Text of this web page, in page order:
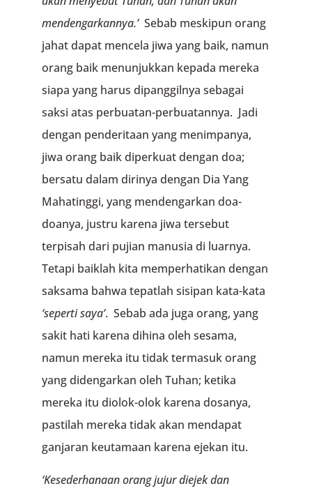
mendengarkannya.’ Sebab meskipun orang
jahat dapat mencela jiwa yang baik, namun
orang baik menunjukkan kepada mereka
siapa yang harus dipanggilnya sebagai
saksi atas perbuatan-perbuatannya. Jadi
dengan penderitaan yang menimpanya,
jiwa orang baik diperkuat dengan doa;
bersatu dalam dirinya dengan Dia Yang
Mahatinggi, yang mendengarkan doa-
doanya, justru karena jiwa tersebut
terpisah dari pujian manusia di luarnya.
Tetapi baiklah kita memperhatikan dengan
saksama bahwa tepatlah sisipan kata-kata
‘seperti saya’. Sebab ada juga orang, yang
sakit hati karena dihina oleh sesama,
namun mereka itu tidak termasuk orang
yang didengarkan oleh Tuhan; ketika
mereka itu diolok-olok karena dosanya,
pastilah mereka tidak akan mendapat
ganjaran keutamaan karena ejekan itu.
‘Kesederhanaan orang jujur diejek dan